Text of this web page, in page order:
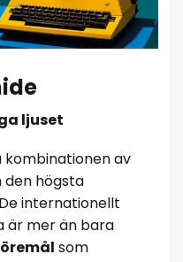
ljuset
kombinationen av
den högsta
internationellt
är mer än bara
som